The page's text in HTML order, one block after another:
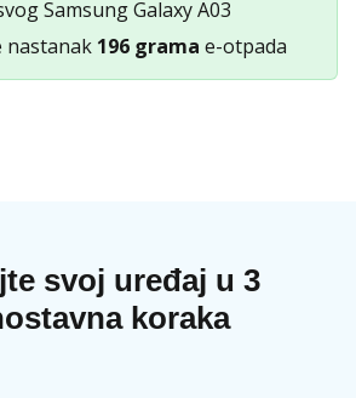
Samsung Galaxy A03
nastanak 196 grama e-otpada
svoj uređaj u 3
koraka